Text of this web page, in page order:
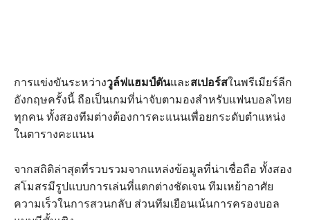
การแข่งขันระหว่างวูล์ฟแฮมป์ตันและสเปอร์สในพรีเมียร์ลีก
อังกฤษครั้งนี้ ถือเป็นเกมที่น่าจับตามองสำหรับแฟนบอลไทย
ทุกคน ทั้งสองทีมต่างต้องการคะแนนเพื่อยกระดับตำแหน่ง
ในตารางคะแนน
จากสถิติล่าสุดที่รวบรวมจากแหล่งข้อมูลที่น่าเชื่อถือ ทั้งสอง
สโมสรมีรูปแบบการเล่นที่แตกต่างชัดเจน ทีมเหย้าอาศัย
ความเร็วในการสวนกลับ ส่วนทีมเยือนเน้นการครองบอล